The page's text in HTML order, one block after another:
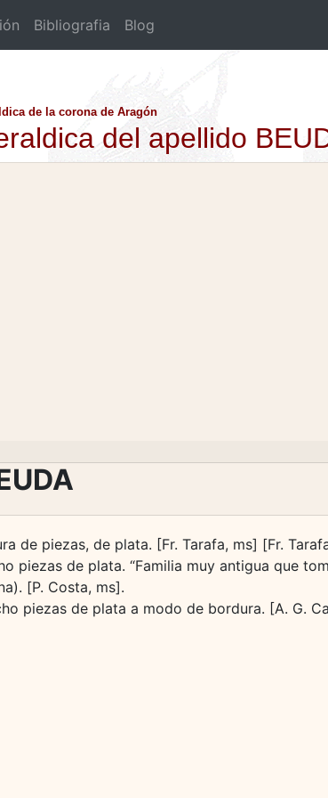
Bibliografia Blog
de la corona de Aragón
del apellido
de piezas, de plata. [Fr. Tarafa, ms] [Fr.
piezas de plata. “Familia muy antigua que
[P. Costa, ms].
piezas de plata a modo de bordura. [A. G.